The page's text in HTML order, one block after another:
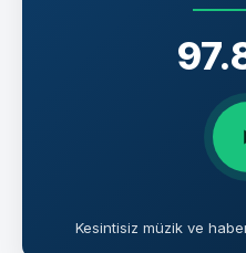
Kesintisiz müzik ve